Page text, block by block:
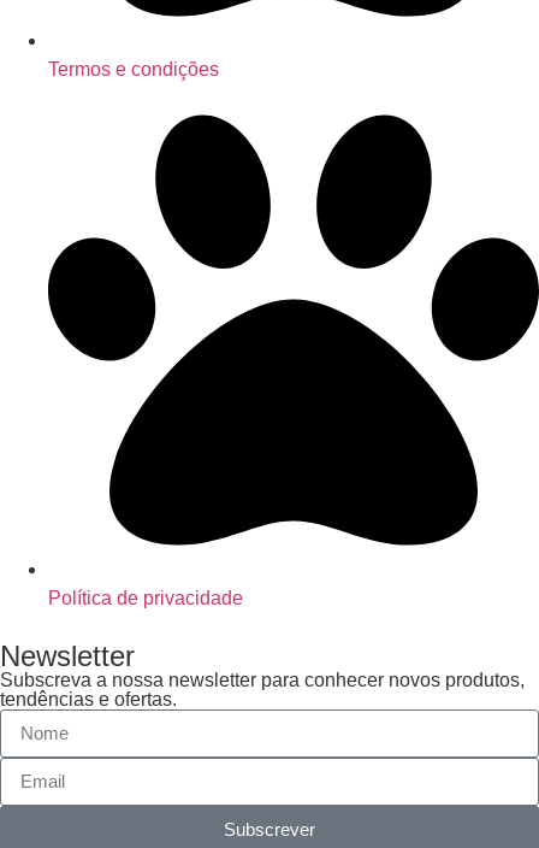
Termos e condições
Política de privacidade
Newsletter
Subscreva a nossa newsletter para conhecer novos produtos,
tendências e ofertas.
Subscrever